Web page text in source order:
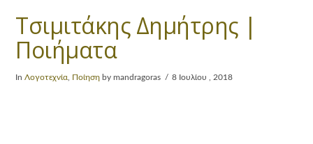
Τσιμιτάκης Δημήτρης |
Ποιήματα
InΛογοτεχνία Ποίηση by mandragoras 8 Ιουλίου , 2018